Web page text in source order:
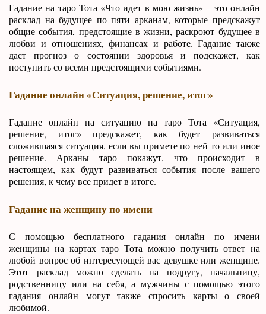
Гадание на таро Тота «Что идет в мою жизнь» – это онлайн
расклад на будущее по пяти арканам, которые предскажут
общие события, предстоящие в жизни, раскроют будущее в
любви и отношениях, финансах и работе. Гадание также
даст прогноз о состоянии здоровья и подскажет, как
поступить со всеми предстоящими событиями.
Гадание онлайн «Ситуация, решение, итог»
Гадание онлайн на ситуацию на таро Тота «Ситуация,
решение, итог» предскажет, как будет развиваться
сложившаяся ситуация, если вы примете по ней то или иное
решение. Арканы таро покажут, что происходит в
настоящем, как будут развиваться события после вашего
решения, к чему все придет в итоге.
Гадание на женщину по имени
С помощью бесплатного гадания онлайн по имени
женщины на картах таро Тота можно получить ответ на
любой вопрос об интересующей вас девушке или женщине.
Этот расклад можно сделать на подругу, начальницу,
родственницу или на себя, а мужчины с помощью этого
гадания онлайн могут также спросить карты о своей
любимой.